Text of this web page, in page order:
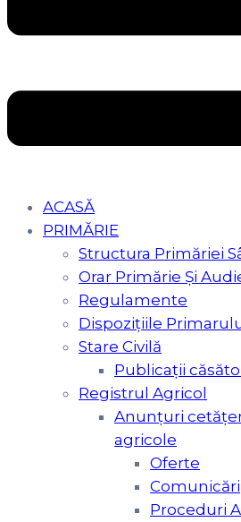
ACASĂ
PRIMĂRIE
Structura Primăriei
Orar Primărie Şi
Regulamente
Dispozițiile
Stare Civilă
Publicații
Registrul Agricol
Anunțuri
agricole
Oferte
Comunicări
Proceduri